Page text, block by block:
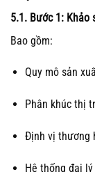
5.1. Bước 1: Khảo
Bao gồm:
Quy mô sản
Phân khúc thị
Định vị thương
Hệ thống đại lý